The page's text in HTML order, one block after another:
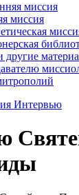
миссия
миссия
другие
Интервью